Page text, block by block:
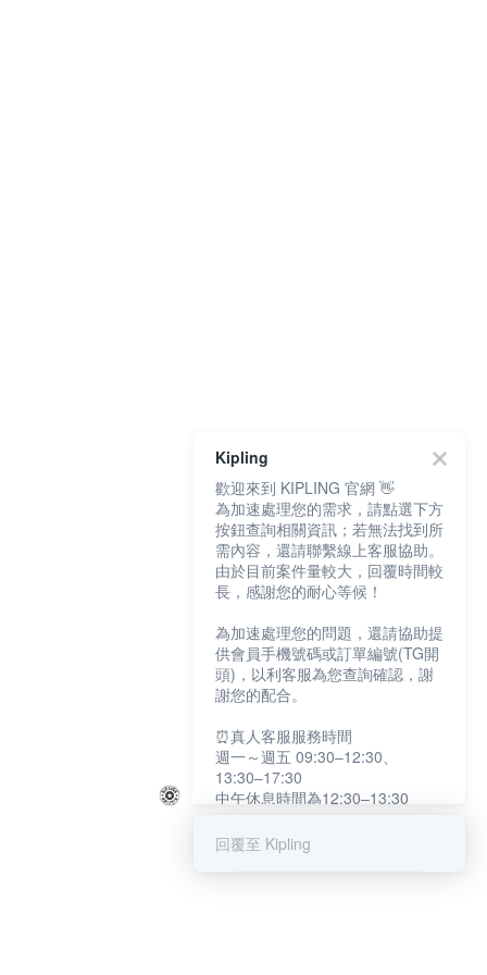
Kipling
歡迎來到 KIPLING 官網 👋
為加速處理您的需求，請點選下方
按鈕查詢相關資訊；若無法找到所
需內容，還請聯繫線上客服協助。
由於目前案件量較大，回覆時間較
長，感謝您的耐心等候！
為加速處理您的問題，還請協助提
供會員手機號碼或訂單編號(TG開
頭)，以利客服為您查詢確認，謝
謝您的配合。
⏰真人客服服務時間
週一～週五 09:30–12:30、
13:30–17:30
中午休息時間為12:30–13:30
提醒您：系統會自動已讀訊息，如
回覆至 Kipling